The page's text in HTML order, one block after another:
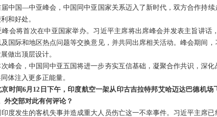
中国—中亚峰会，中国同中亚国家关系迈入了新时代，双方合作持
和好处。
会将首次在中亚国家举办。习近平主席将出席峰会并发表主旨讲
国际和地区热点问题等交换意见，并共同出席相关活动。峰会期间
做出顶层设计。
峰会，中国同中亚五国将进一步夯实互信基础，凝聚合作共识，深
体注入更多正能量。
时间6月12日下午，印度航空一架从印古吉拉特邦艾哈迈达巴德机
外交部对此有何评论？
度发生的客机失事并造成重大人员伤亡这一不幸事件。习近平主席